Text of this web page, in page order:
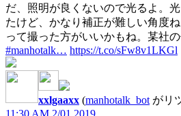
だ、照明が良くないので光るよ。
たけど、かなり補正が難しい角度
って撮った方がいいかもね。某社
#manhotalk… https://t.co/sFw8v1LKGl
xxlgaaxx (manhotalk_bot がリ
11:30 AM 2/01 2019